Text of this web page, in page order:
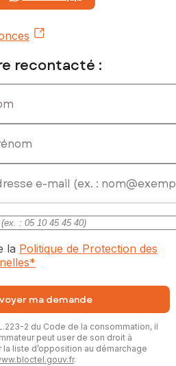
sur le site Géorisques :
€
SAFTI : Céline BOULDOIRES, Tél.
- EI -
au RSAC de Brest sous le
recontacté :
la Politique de Protection des
*
ma demande
2 du Code de la consommation, il
peut user de son droit à
la liste d’opposition au démarchage
.